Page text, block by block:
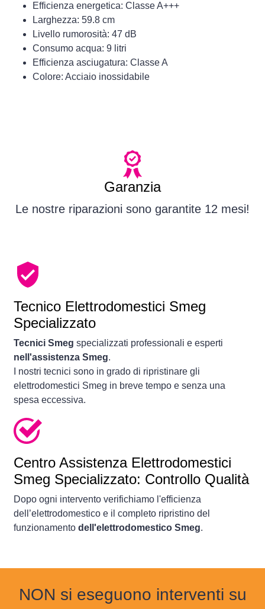
Efficienza energetica: Classe A+++
Larghezza: 59.8 cm
Livello rumorosità: 47 dB
Consumo acqua: 9 litri
Efficienza asciugatura: Classe A
Colore: Acciaio inossidabile
Garanzia
Le nostre riparazioni sono garantite 12 mesi!
Tecnico Elettrodomestici Smeg
Specializzato
Tecnici Smeg specializzati professionali e esperti
nell'assistenza Smeg.
I nostri tecnici sono in grado di ripristinare gli
elettrodomestici Smeg in breve tempo e senza una
spesa eccessiva.
Centro Assistenza Elettrodomestici
Smeg Specializzato: Controllo Qualità
Dopo ogni intervento verifichiamo l'efficienza
dell’elettrodomestico e il completo ripristino del
funzionamento dell'elettrodomestico Smeg.
NON si eseguono interventi su